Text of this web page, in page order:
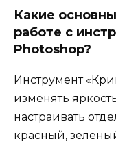
Какие
работе с
Photoshop?
Инструмент
изменять
настраивать
красный,